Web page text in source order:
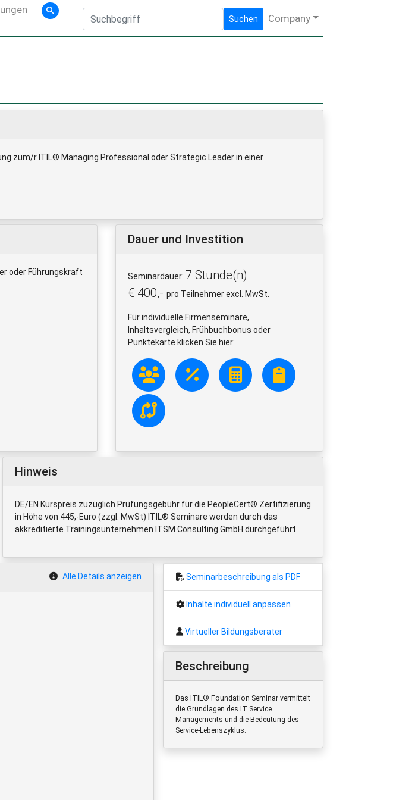
Suchen Company
zum/r ITIL® Managing Professional oder Strategic Leader in einer
oder Führungskraft
Dauer und Investition
Seminardauer: 7 Stunde(n)
€ 400,- pro Teilnehmer excl. MwSt.
Für individuelle Firmenseminare,
Inhaltsvergleich, Frühbuchbonus oder
Punktekarte klicken Sie hier:
Hinweis
DE/EN Kurspreis zuzüglich Prüfungsgebühr für die PeopleCert® Zertifizierung
in Höhe von 445,-Euro (zzgl. MwSt) ITIL® Seminare werden durch das
akkreditierte Trainingsunternehmen ITSM Consulting GmbH durchgeführt.
Alle Details anzeigen Seminarbeschreibung als PDF
Inhalte individuell anpassen
Virtueller Bildungsberater
Beschreibung
Das ITIL® Foundation Seminar vermittelt
die Grundlagen des IT Service
Managements und die Bedeutung des
Service-Lebenszyklus.